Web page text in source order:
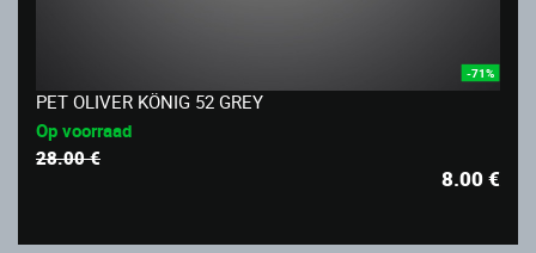
-71%
PET OLIVER KÖNIG 52 GREY
Op voorraad
28.00 €
8.00€